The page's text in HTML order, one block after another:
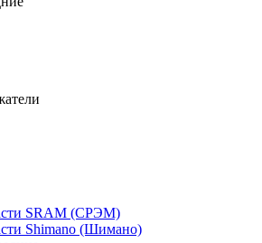
SRAM (СРЭМ)
Shimano (Шимано)